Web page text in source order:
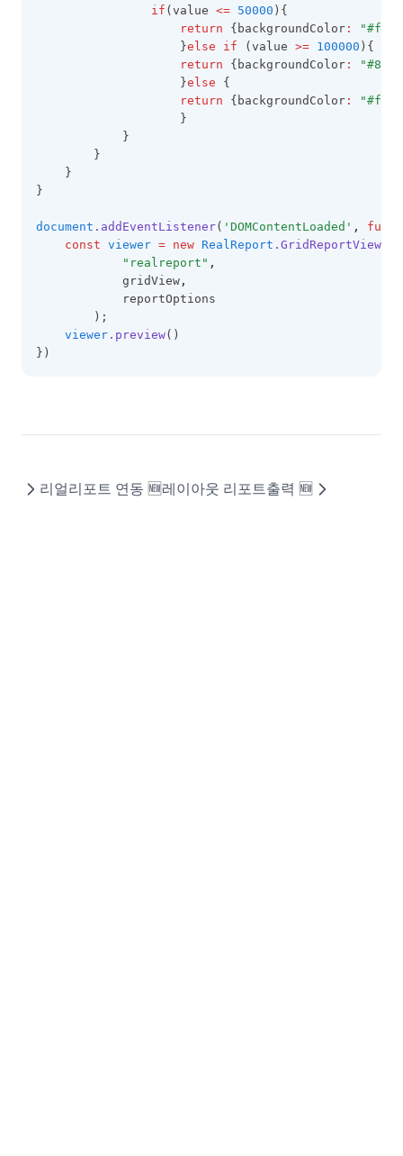
if (value <= 50000 ){
return {backgroundColor :
                    }
else if (value >= 100000 ){
return {backgroundColor :
                    }
else {
return {backgroundColor :
                    }
            }
        }
    }
}
document .addEventListener( 'DOMContentLoaded' ,
const viewer = new RealReport .GridReportViewer
"realreport" ,
            gridView
,
            reportOptions
        );
viewer .preview()
})
리얼리포트 연동 🆕레이아웃 리포트출력 🆕